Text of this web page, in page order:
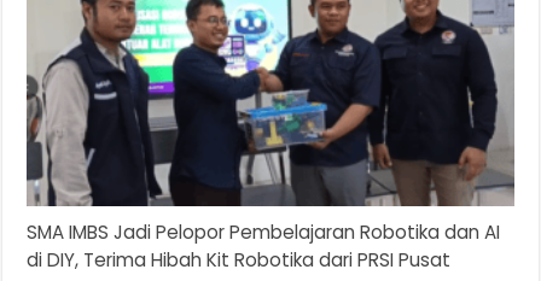
SMA IMBS Jadi Pelopor Pembelajaran Robotika dan AI
di DIY, Terima Hibah Kit Robotika dari PRSI Pusat